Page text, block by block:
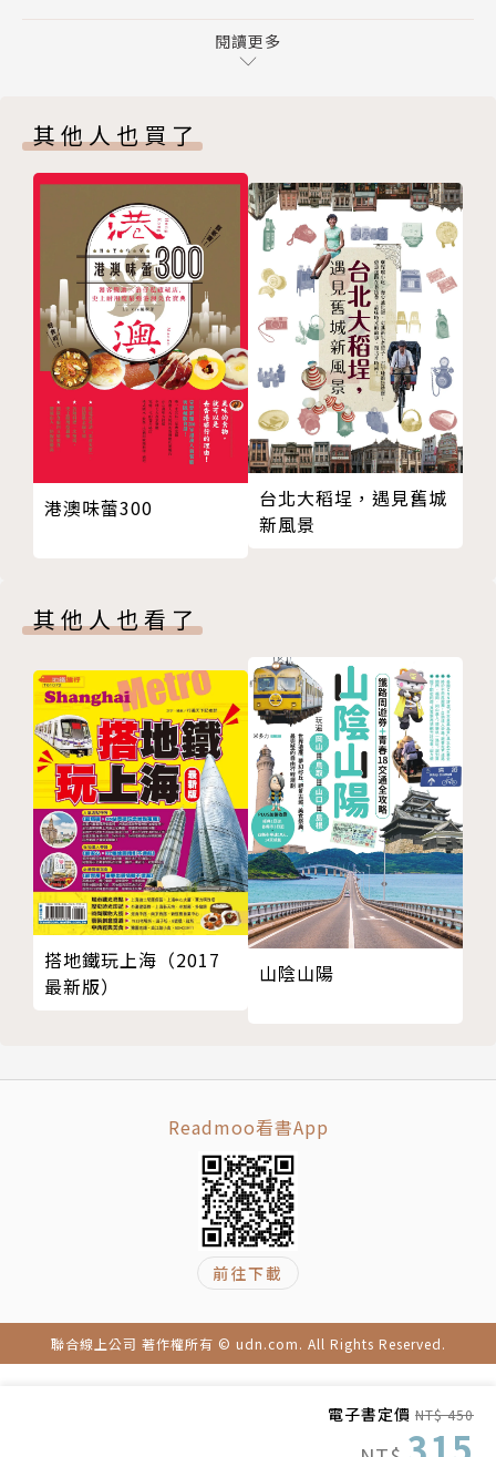
電子書定價 NT$ 450
4. 走朝聖之路一定很刻苦嗎？作者用他的親身經歷告
【為什麼需要這本書】
坊間書籍和網路資訊，多半以一個人（多為35歲以
下）的刻苦朝聖之路為主。Tina實際去走之後，發現
很多七、八十歲的外國人，他們也用不同的方式來走朝
聖之路，不再被最少花費、自我挑戰和磨練給捆綁，可
以住旅館、搭車，事先安排預訂，使用不同的拼裝方
式，讓自己可以專注在走路上就好。本書將透過Tina
自身的經驗分享，帶給讀者更平易近人的新選擇！
【誰適合這本書】
1. 朝聖之路非年輕人或體力好的人專屬，熟齡者也可
2. 想要以輕鬆愉快的方式，踏上朝聖之路的旅客
—自認走路肉腳、體力不足，但也嚮往朝聖之路
—不用只住庇護所，朝聖時也能住得舒服
—飲食不必克難，也能享受在地有趣美食
3. 對朝聖之路感到好奇，考慮踏上旅程的新手
【可以從本書中學到的事】
● 追逐夢想不分年紀
不是運動咖的她，就跟你我一樣，是個不常運動的普通
人，那「運動肉咖」的他們又是怎麼辦到的？ ——你
可以不住庇護所、不過度負重，也不隨意吃，住宿與晚
餐皆交由旅遊社代辦，將全副身心投入在旅程中，只為
盡情欣賞每段不同的風景。
● 相信自己一定可以
完成旅途的他們想跟你說，朝聖之路不只是年輕人的專
09 準備出發的情緒，持續發酵
10 蓄勢待發，全員啟動中
01 跟著黃箭頭，走出勇氣之路
02 肉腳行不行？距離見真章
03 誰與同行？Camino路上的你我他
04 天氣很魔術，雲彩很調皮
05 每天換一家，處處當我家
06 飲食男女，食在好滋味
07 有緣同行，風也過雨也走
08 天地悠悠，心怦然而動
09 一期一會，漫遊好時光
10 流光飛舞，瞬間即永恆
第三篇 Camino 之後，餘波盪漾
01 後來的我們，我們的後來 ──by Tina
02 我變，我變，我變變變──by Mr.K
03 每天都是嶄新的開始──by Mr.K
咩
06 真的，還是假的？──by 大兒子 小哥
06 下一站，去哪兒──by Tina
閱讀更多
其他人也買了
港澳味蕾300
台北大稻埕，遇見舊城
新風景
其他人也看了
搭地鐵玩上海（2017
最新版）
山陰山陽
Readmoo看書App
前往下載
聯合線上公司 著作權所有 © udn.com. All Rights Reserved.